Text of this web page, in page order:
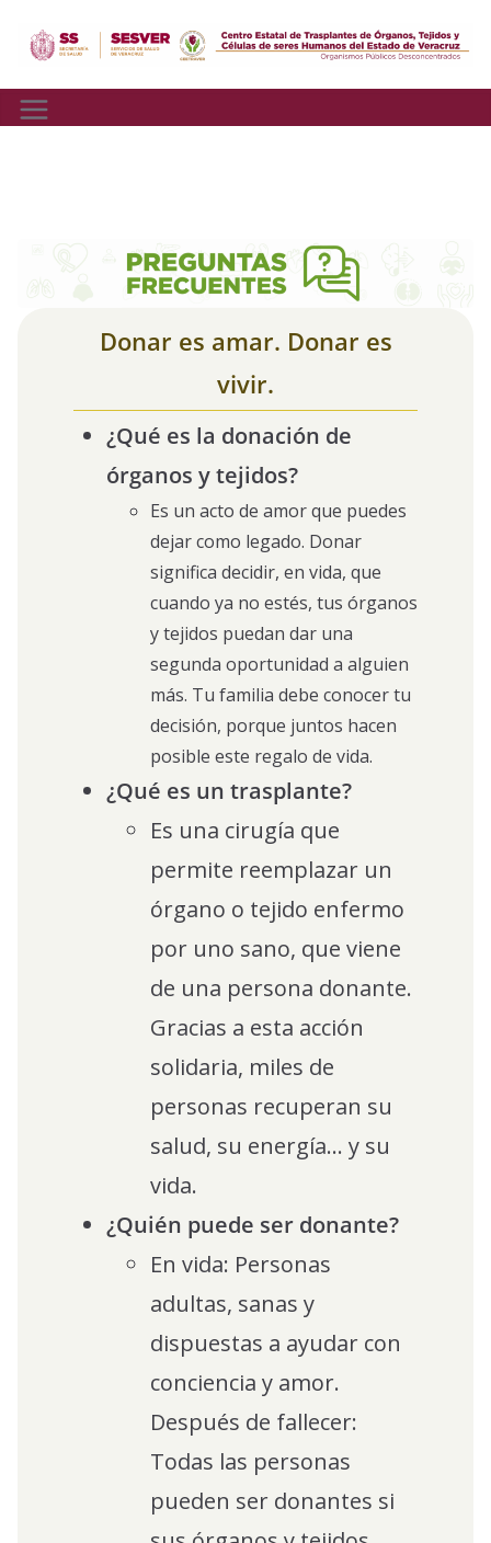
Donar es amar. Donar es
vivir.
¿Qué es la donación de
órganos y tejidos?
Es un acto de amor que puedes
dejar como legado. Donar
significa decidir, en vida, que
cuando ya no estés, tus órganos
y tejidos puedan dar una
segunda oportunidad a alguien
más. Tu familia debe conocer tu
decisión, porque juntos hacen
posible este regalo de vida.
¿Qué es un trasplante?
Es una cirugía que
permite reemplazar un
órgano o tejido enfermo
por uno sano, que viene
de una persona donante.
Gracias a esta acción
solidaria, miles de
personas recuperan su
salud, su energía… y su
vida.
¿Quién puede ser donante?
En vida: Personas
adultas, sanas y
dispuestas a ayudar con
conciencia y amor.
Después de fallecer:
Todas las personas
pueden ser donantes si